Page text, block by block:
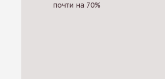
почти на 70%